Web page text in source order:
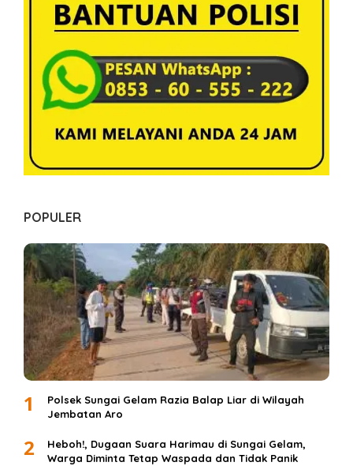
POPULER
1
Polsek Sungai Gelam Razia Balap Liar di Wilayah
Jembatan Aro
2
Heboh!, Dugaan Suara Harimau di Sungai Gelam,
Warga Diminta Tetap Waspada dan Tidak Panik